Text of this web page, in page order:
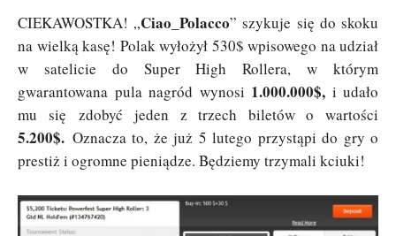
CIEKAWOSTKA! „Ciao_Polacco” szykuje się do skoku
na wielką kasę! Polak wyłożył 530$ wpisowego na udział
w satelicie do Super High Rollera, w którym
gwarantowana pula nagród wynosi 1.000.000$, i udało
mu się zdobyć jeden z trzech biletów o wartości
5.200$. Oznacza to, że już 5 lutego przystąpi do gry o
prestiż i ogromne pieniądze. Będziemy trzymali kciuki!